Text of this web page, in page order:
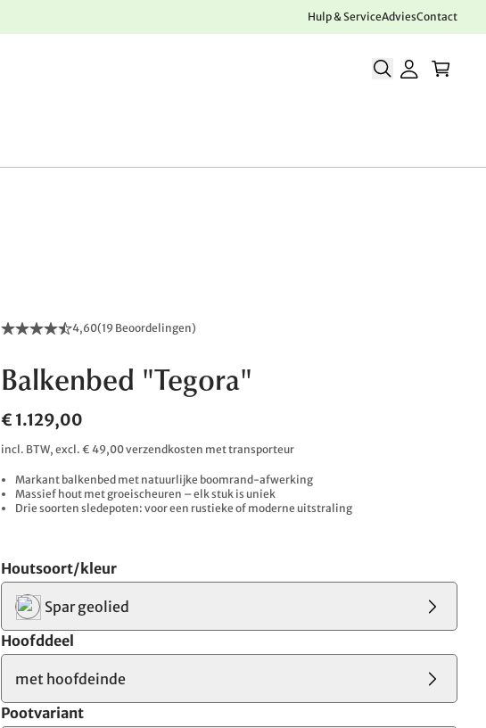
Hulp & ServiceAdviesContact
4,60(19 Beoordelingen)
Balkenbed "Tegora"
€ 1.129,00
incl. BTW, excl. € 49,00 verzendkosten met transporteur
Markant balkenbed met natuurlijke boomrand-afwerking
Massief hout met groeischeuren – elk stuk is uniek
Drie soorten sledepoten: voor een rustieke of moderne uitstraling
Houtsoort/kleur
Spar geolied
Hoofddeel
met hoofdeinde
Pootvariant